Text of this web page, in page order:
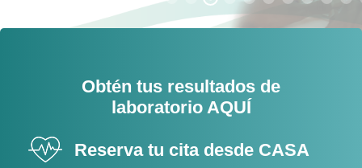
Obtén tus resultados de
laboratorio AQUÍ
Reserva tu cita desde CASA